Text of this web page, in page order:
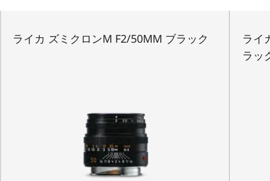
ライカ ズミクロンM F2/50MM ブラック
ライ
ラッ